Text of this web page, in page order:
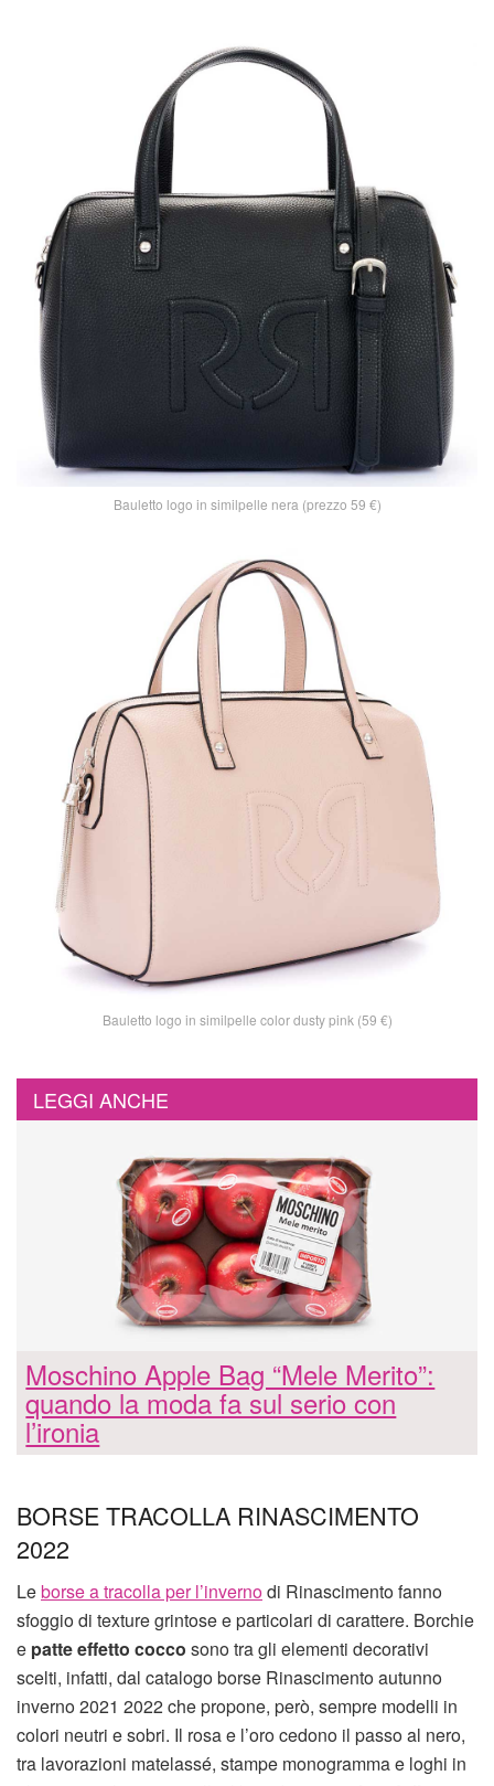
Bauletto logo in similpelle nera (prezzo 59 €)
Bauletto logo in similpelle color dusty pink (59 €)
LEGGI ANCHE
Moschino Apple Bag “Mele Merito”:
quando la moda fa sul serio con
l’ironia
BORSE TRACOLLA RINASCIMENTO
2022
Leborse a tracolla per l’invernodi Rinascimento fanno
sfoggio di texture grintose e particolari di carattere. Borchie
e patte effetto cocco sono tra gli elementi decorativi
scelti, infatti, dal catalogo borse Rinascimento autunno
inverno 2021 2022 che propone, però, sempre modelli in
colori neutri e sobri. Il rosa e l’oro cedono il passo al nero,
tra lavorazioni matelassé, stampe monogramma e loghi in